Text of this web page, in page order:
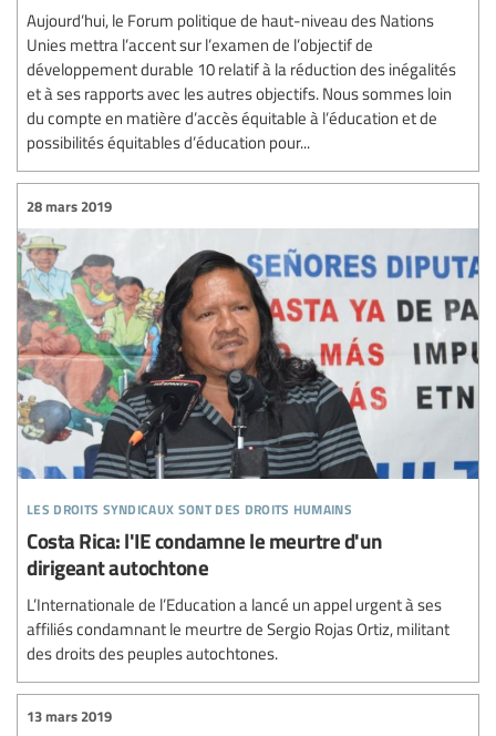
Aujourd’hui, le Forum politique de haut-niveau des Nations
Unies mettra l’accent sur l’examen de l’objectif de
développement durable 10 relatif à la réduction des inégalités
et à ses rapports avec les autres objectifs. Nous sommes loin
du compte en matière d’accès équitable à l’éducation et de
possibilités équitables d’éducation pour...
les droits syndicaux sont des droits humains
28 mars 2019
Costa Rica: l'IE condamne le meurtre d'un
dirigeant autochtone
L’Internationale de l’Education a lancé un appel urgent à ses
affiliés condamnant le meurtre de Sergio Rojas Ortiz, militant
des droits des peuples autochtones.
13 mars 2019